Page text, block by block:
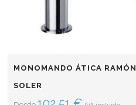
MONOMANDO ÁTICA RAMÓN
SOLER